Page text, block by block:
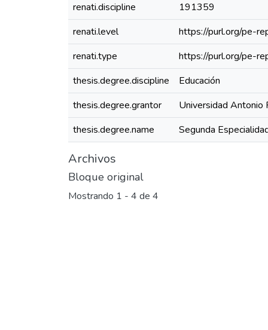
renati.discipline
191359
renati.level
https://purl.org/pe-
renati.type
https://purl.org/pe-
thesis.degree.discipline
Educación
thesis.degree.grantor
Universidad Antonio
thesis.degree.name
Segunda
Archivos
Bloque original
Mostrando 1 - 4 de 4